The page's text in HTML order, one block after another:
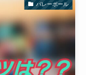
バレーボール